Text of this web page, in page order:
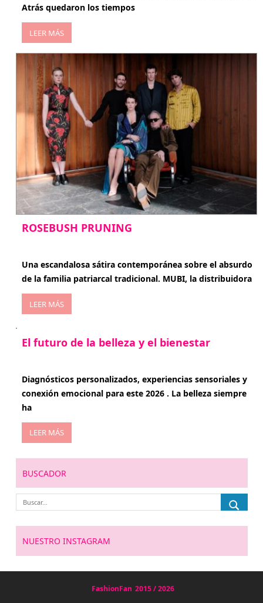
Atrás quedaron los tiempos
LEER MÁS
ROSEBUSH PRUNING
Una escandalosa sátira contemporánea sobre el absurdo
de la familia patriarcal tradicional. MUBI, la distribuidora
LEER MÁS
El futuro de la belleza y el bienestar
Diagnósticos personalizados, experiencias sensoriales y
conexión emocional para este 2026 . La belleza siempre
ha
LEER MÁS
BUSCADOR
NUESTRO INSTAGRAM
FashionFan 2015 / 2026